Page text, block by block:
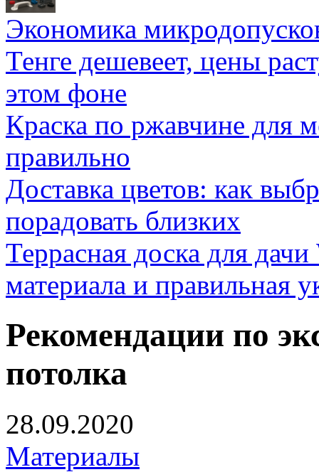
Экономика
Тенге дешевеет, цены
этом фоне
Краска по ржавчине для
правильно
Доставка цветов: как
порадовать близких
Террасная доска для
материала и правильная
Рекомендации по
потолка
28.09.2020
Материалы